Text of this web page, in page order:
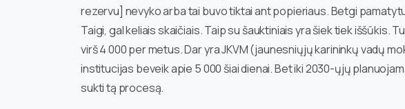
rezervu] nevyko arba tai buvo tiktai ant popieriaus. Betgi
Taigi, gal keliais skaičiais. Taip su šauktiniais yra šiek tiek iššūkis.
virš 4 000 per metus. Dar yra JKVM (jaunesniųjų karininkų vadų
institucijas beveik apie 5 000 šiai dienai. Bet iki 2030-ųjų
sukti tą procesą.